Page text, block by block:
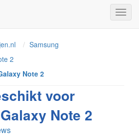
Samsung
2
Note 2
voor
Note 2